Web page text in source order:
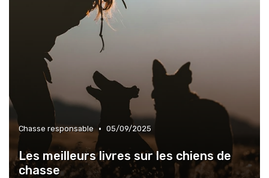
Chasse responsable • 05/09/2025
Les meilleurs livres sur les chiens de
chasse